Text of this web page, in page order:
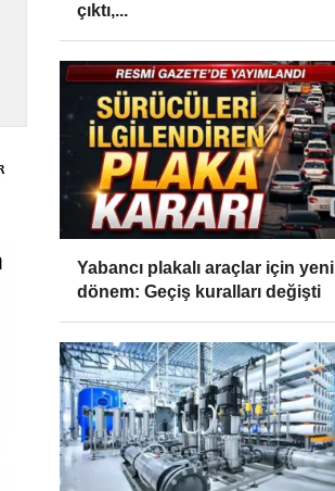
çıktı,...
Yabancı plakalı araçlar için yeni
dönem: Geçiş kuralları değişti